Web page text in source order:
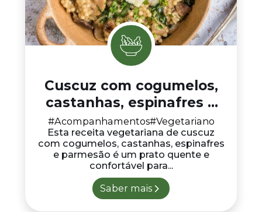
Cuscuz com cogumelos,
castanhas, espinafres e
parmesão
#Acompanhamentos#Vegetariano
Esta receita vegetariana de cuscuz
com cogumelos, castanhas, espinafres
e parmesão é um prato quente e
confortável para...
Saber mais